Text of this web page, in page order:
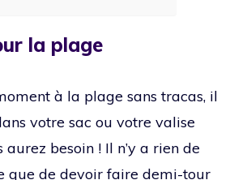
la plage
à la plage sans tracas, il
votre sac ou votre valise
besoin ! Il n’y a rien de
que de devoir faire demi-tour